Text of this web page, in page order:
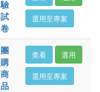
驗
試
卷
選用至專案
團
購
商
品
查看 選用
選用至專案